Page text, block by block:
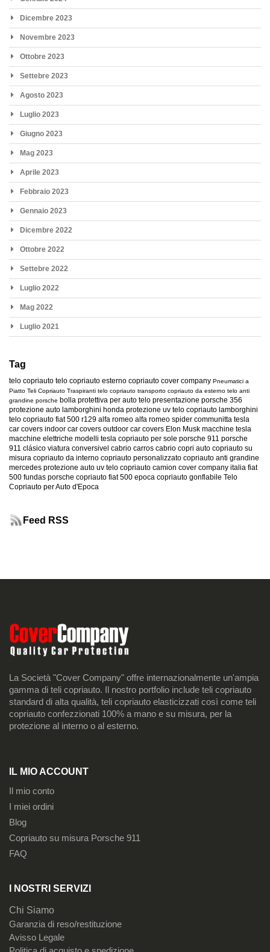
Dicembre 2023
Novembre 2023
Ottobre 2023
Settebre 2023
Agosto 2023
Luglio 2023
Giugno 2023
Mag 2023
Aprile 2023
Febbraio 2023
Gennaio 2023
Dicembre 2022
Ottobre 2022
Settebre 2022
Luglio 2022
Mag 2022
Luglio 2021
Tag
telo copriauto telo copriauto esterno copriauto cover company Pneumatici a
Piatto Teli Copriauto Traspiranti telo copriauto transporto copriauto da esterno telo anti
grandine porsche bolla protettiva per auto telo presentazione porsche 356
protezione auto lamborghini honda protezione uv telo copriauto lamborghini
telo copriauto fiat 500 r129 alfa romeo alfa romeo spider communitta tesla
car covers indoor car covers outdoor car covers Elon Musk macchine tesla
macchine elettriche modelli tesla copriauto per sole porsche 911 porsche
911 clásico viatura conversivel cabrio carros cabrio copri auto copriauto su
misura copriauto da interno copriauto personalizzato copriauto anti grandine
mercedes protezione auto uv telo copriauto camion cover company italia fiat
500 fundas porsche copriauto fiat 500 epoca copriauto gonflabile Telo
Copriauto per Auto d'Epoca
Feed RSS
La Società "Cover Company" offre internazionalmente un'ampia
gamma di teli copriauto. Il nostro portfolio include teli copriauto
standard di alta qualità, teli copriauto elasticizzati così come teli
copriauto confezzionati 100% a mano e su misura, per la
protezione al interno o al esterno.
IL MIO ACCOUNT
Il mio conto
I miei ordini
Blog
Copriauto su misura Porsche 911
FAQ
I NOSTRI SERVIZI
Chi Siamo
Garanzia di reso/restituzione
Avisso Legale